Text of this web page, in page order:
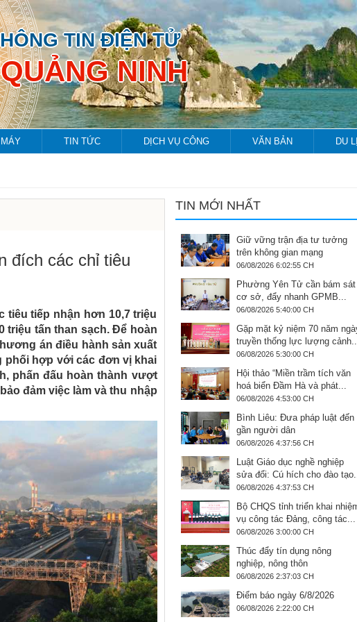
TIN ĐIỆN TỬ
NINH
TIN TỨC DỊCH VỤ CÔNG VĂN BẢN DU
đích các chỉ tiêu
tiêu tiếp nhận hơn 10,7 triệu
triệu tấn than sạch. Để hoàn
án điều hành sản xuất
phối hợp với các đơn vị khai
phấn đấu hoàn thành vượt
đảm việc làm và thu nhập
TIN MỚI NHẤT
Giữ vững trận địa tư tưởng
trên không gian mạng
06/08/2026 6:02:55 CH
Phường Yên Tử cần bám sát
cơ sở, đẩy nhanh GPMB...
06/08/2026 5:40:00 CH
Gặp mặt kỷ niệm 70 năm
truyền thống lực lượng
06/08/2026 5:30:00 CH
Hội thảo “Miền trầm tích văn
hoá biển Đầm Hà và phát...
06/08/2026 4:53:00 CH
Bình Liêu: Đưa pháp luật đến
gần người dân
06/08/2026 4:37:56 CH
Luật Giáo dục nghề nghiệp
sửa đổi: Cú hích cho đào
06/08/2026 4:37:53 CH
Bộ CHQS tỉnh triển khai
vụ công tác Đảng, công tác...
06/08/2026 3:00:00 CH
Thúc đẩy tín dụng nông
nghiệp, nông thôn
06/08/2026 2:37:03 CH
Điểm báo ngày 6/8/2026
06/08/2026 2:22:00 CH